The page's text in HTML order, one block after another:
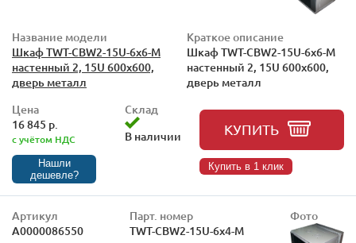
Название модели
Шкаф TWT-CBW2-15U-6x6-M
настенный 2, 15U 600x600,
дверь металл
Краткое описание
Шкаф TWT-CBW2-15U-6x6-M
настенный 2, 15U 600x600,
дверь металл
Цена
16 845 р.
с учётом НДС
Нашли
дешевле?
Склад
В наличии
КУПИТЬ
Купить в 1 клик
Артикул
А0000086550
Парт. номер
TWT-CBW2-15U-6x4-M
Фото